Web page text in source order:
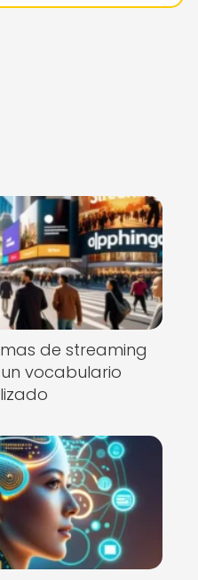
de streaming
vocabulario